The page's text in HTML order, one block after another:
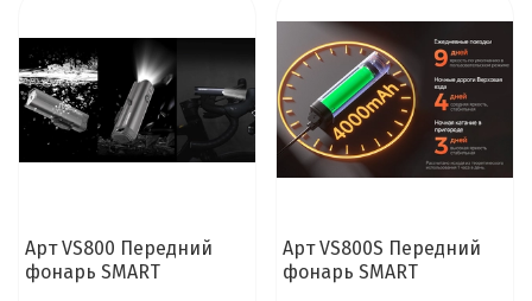
Арт VS800 Передний
фонарь SMART
Арт VS800S Передний
фонарь SMART